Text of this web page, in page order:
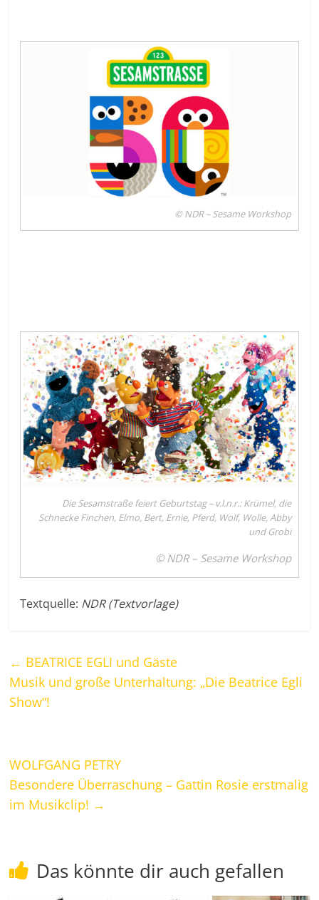
© NDR – Sesame Workshop
Die Sesamstraße feiert Geburtstag – v.l.n.r.: Krümel, die
Schnecke Finchen, Elmo, Bert, Ernie, Pferd, Wolf, Wolle, Abby
und Grobi
© NDR – Sesame Workshop
Textquelle: NDR (Textvorlage)
← BEATRICE EGLI und Gäste
Musik und große Unterhaltung: „Die Beatrice Egli
Show“!
WOLFGANG PETRY
Besondere Überraschung – Gattin Rosie erstmalig
im Musikclip! →
Das könnte dir auch gefallen